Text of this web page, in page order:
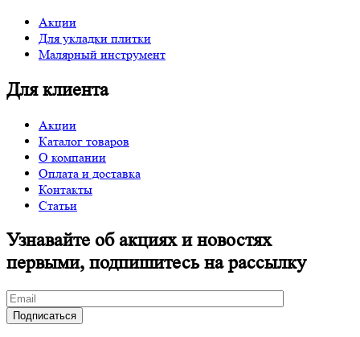
Акции
Для укладки плитки
Малярный инструмент
Для клиента
Акции
Каталог товаров
О компании
Оплата и доставка
Контакты
Статьи
Узнавайте об акциях и новостях
первыми, подпишитесь на рассылку